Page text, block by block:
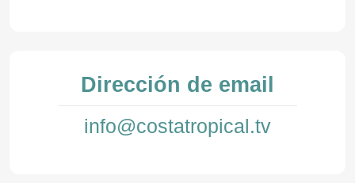
Dirección de email
info@costatropical.tv